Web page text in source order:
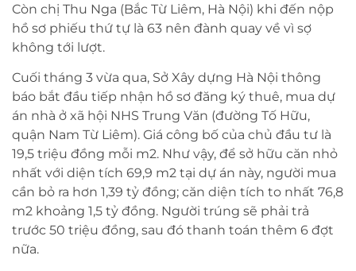
Còn chị Thu Nga (Bắc Từ Liêm, Hà Nội) khi đến nộp
hồ sơ phiếu thứ tự là 63 nên đành quay về vì sợ
không tới lượt.
Cuối tháng 3 vừa qua, Sở Xây dựng Hà Nội thông
báo bắt đầu tiếp nhận hồ sơ đăng ký thuê, mua dự
án nhà ở xã hội NHS Trung Văn (đường Tố Hữu,
quận Nam Từ Liêm). Giá công bố của chủ đầu tư là
19,5 triệu đồng mỗi m2. Như vậy, để sở hữu căn nhỏ
nhất với diện tích 69,9 m2 tại dự án này, người mua
cần bỏ ra hơn 1,39 tỷ đồng; căn diện tích to nhất 76,8
m2 khoảng 1,5 tỷ đồng. Người trúng sẽ phải trả
trước 50 triệu đồng, sau đó thanh toán thêm 6 đợt
nữa.